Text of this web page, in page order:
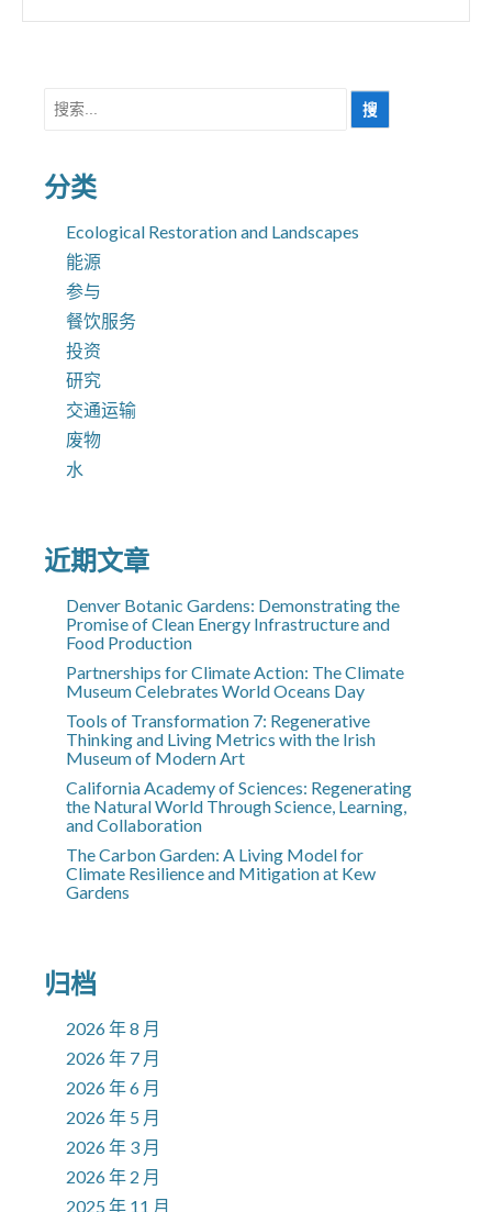
搜
分类
Ecological Restoration and Landscapes
能源
参与
餐饮服务
投资
研究
交通运输
废物
水
近期文章
Denver Botanic Gardens: Demonstrating the
Promise of Clean Energy Infrastructure and
Food Production
Partnerships for Climate Action: The Climate
Museum Celebrates World Oceans Day
Tools of Transformation 7: Regenerative
Thinking and Living Metrics with the Irish
Museum of Modern Art
California Academy of Sciences: Regenerating
the Natural World Through Science, Learning,
and Collaboration
The Carbon Garden: A Living Model for
Climate Resilience and Mitigation at Kew
Gardens
归档
2026 年 8 月
2026 年 7 月
2026 年 6 月
2026 年 5 月
2026 年 3 月
2026 年 2 月
2025 年 11 月